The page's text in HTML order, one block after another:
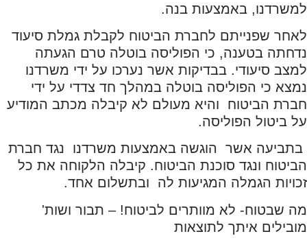
למשרדנו, באמצעות בנה.
לאחר שפנייתם לחברת הביטוח לקבלת גמלת סיעוד
נדחתה בטענה, כי הפוליסה בוטלה טרם הגעתה
למצב סיעודי. בבדיקות אשר נערכו על ידי משרדנו
נמצא כי הפוליסה בוטלה במהלך חד צדדי על ידי
חברת הביטוח והיא מעולם לא קיבלה מכתב המודיע
על ביטול הפוליסה.
בתביעה אשר הוגשה באמצעות משרדנו נגד חברת
הביטוח ונגד סוכנת הביטוח. קיבלה הלקוחה את כל
זכויות הגמלה המגיעות לה ובתשלום אחד.
מה שבטוח- לא מוותרים לביטוח! – תבור ושות'
מובילים איתך לתוצאות